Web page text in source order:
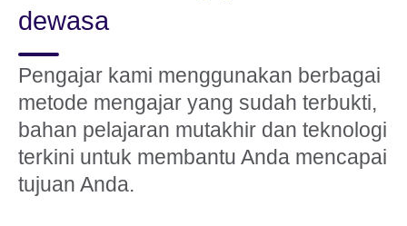
dewasa
Pengajar kami menggunakan berbagai
metode mengajar yang sudah terbukti,
bahan pelajaran mutakhir dan teknologi
terkini untuk membantu Anda mencapai
tujuan Anda.